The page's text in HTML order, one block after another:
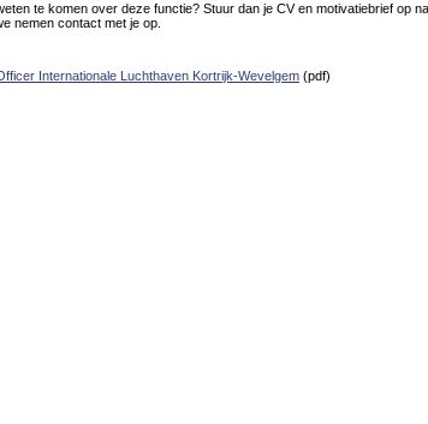
te komen over deze functie? Stuur dan je CV en motivatiebrief op
nemen contact met je op.
Internationale Luchthaven Kortrijk-Wevelgem (pdf)